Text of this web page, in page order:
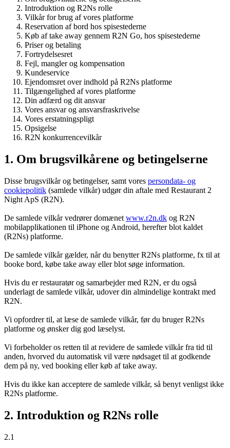
Introduktion og R2Ns rolle
Vilkår for brug af vores platforme
Reservation af bord hos spisestederne
Køb af take away gennem R2N Go, hos spisestederne
Priser og betaling
Fortrydelsesret
Fejl, mangler og kompensation
Kundeservice
Ejendomsret over indhold på R2Ns platforme
Tilgængelighed af vores platforme
Din adfærd og dit ansvar
Vores ansvar og ansvarsfraskrivelse
Vores erstatningspligt
Opsigelse
R2N konkurrencevilkår
1. Om brugsvilkårene og betingelserne
Disse brugsvilkår og betingelser, samt vores persondata- og
cookiepolitik (samlede vilkår) udgør din aftale med Restaurant 2
Night ApS (R2N).
De samlede vilkår vedrører domænet www.r2n.dk og R2N
mobilapplikationen til iPhone og Android, herefter blot kaldet
(R2Ns) platforme.
De samlede vilkår gælder, når du benytter R2Ns platforme, fx til at
booke bord, købe take away eller blot søge information.
Hvis du er restauratør og samarbejder med R2N, er du også
underlagt de samlede vilkår, udover din almindelige kontrakt med
R2N.
Vi opfordrer til, at læse de samlede vilkår, før du bruger R2Ns
platforme og ønsker dig god læselyst.
Vi forbeholder os retten til at revidere de samlede vilkår fra tid til
anden, hvorved du automatisk vil være nødsaget til at godkende
dem på ny, ved booking eller køb af take away.
Hvis du ikke kan acceptere de samlede vilkår, så benyt venligst ikke
R2Ns platforme.
2. Introduktion og R2Ns rolle
2.1